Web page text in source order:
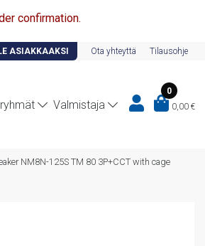
confirmation.
ASIAKKAAKSI Ota yhteyttä Tilausohje
Valmistaja
0
0,00 €
NM8N-125S TM 80 3P+CCT with cage